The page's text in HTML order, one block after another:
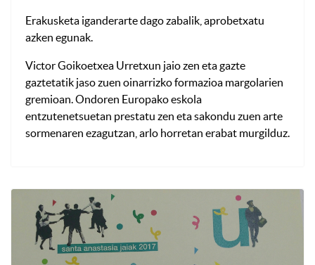
Erakusketa iganderarte dago zabalik, aprobetxatu
azken egunak.
Victor Goikoetxea Urretxun jaio zen eta gazte
gaztetatik jaso zuen oinarrizko formazioa margolarien
gremioan. Ondoren Europako eskola
entzutenetsuetan prestatu zen eta sakondu zuen arte
sormenaren ezagutzan, arlo horretan erabat murgilduz.